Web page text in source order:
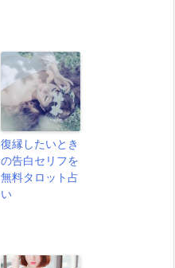
復縁したいとき
の告白セリフを
無料タロット占
い